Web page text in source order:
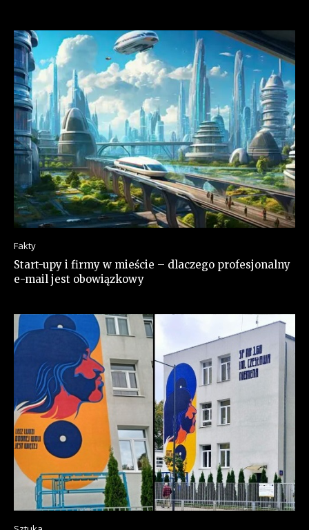
Fakty
Start-upy i firmy w mieście – dlaczego profesjonalny
e-mail jest obowiązkowy